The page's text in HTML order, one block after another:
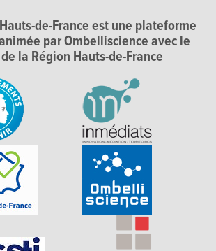
de-France est une plateforme
par Ombelliscience avec le
la Région Hauts-de-France